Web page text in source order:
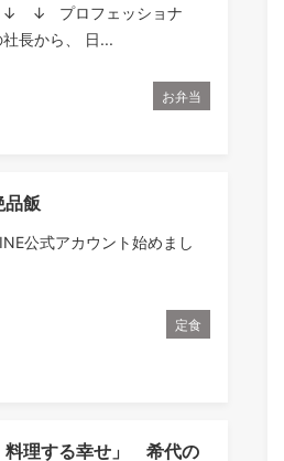
↓ ↓ プロフェッショナ
長から、 日...
お弁当
品飯
公式アカウント始めまし
定食
料理する幸せ」 希代の